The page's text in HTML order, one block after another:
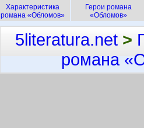
Характеристика
романа «Обломов»
Герои романа
«Обломов»
5literatura.net >
романа